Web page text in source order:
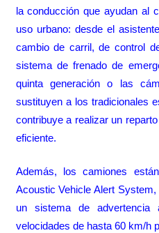
la conducción que ayudan al
uso urbano: desde el
cambio de carril, de control
sistema de frenado de
quinta generación o las
sustituyen a los tradicionales
contribuye a realizar un
eficiente.
Además, los camiones
Acoustic Vehicle Alert
un sistema de
velocidades de hasta 60 km/h